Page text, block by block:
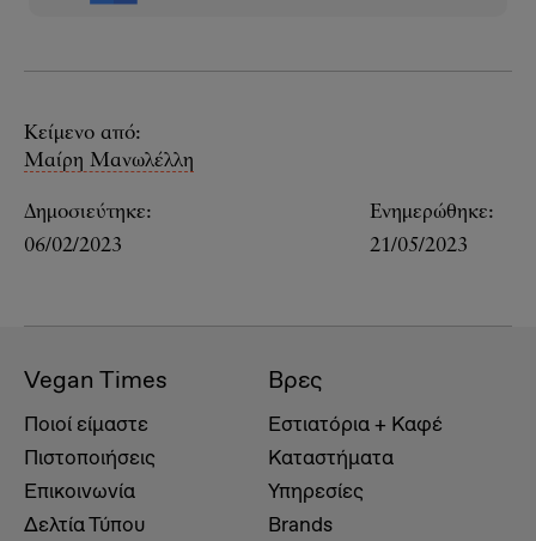
Κείμενο από:
Μαίρη Μανωλέλλη
Δημοσιεύτηκε:
06/02/2023
Ενημερώθηκε:
21/05/2023
Vegan Times
Ποιοί είμαστε
Πιστοποιήσεις
Επικοινωνία
Δελτία Τύπου
Βρες
Εστιατόρια + Καφέ
Καταστήματα
Υπηρεσίες
Brands